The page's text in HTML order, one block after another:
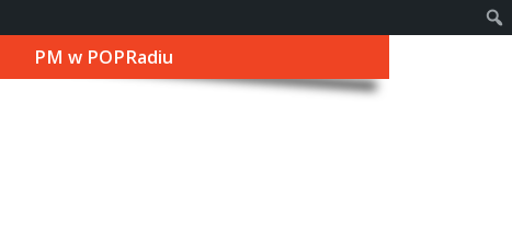
PM w POPRadiu